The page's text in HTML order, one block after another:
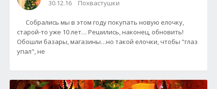
30.12.16 Похвастушки
старой-то уже 10 лет… Решились, наконец, обновить!
Обошли базары, магазины…но такой елочки, чтобы "глаз
упал", не